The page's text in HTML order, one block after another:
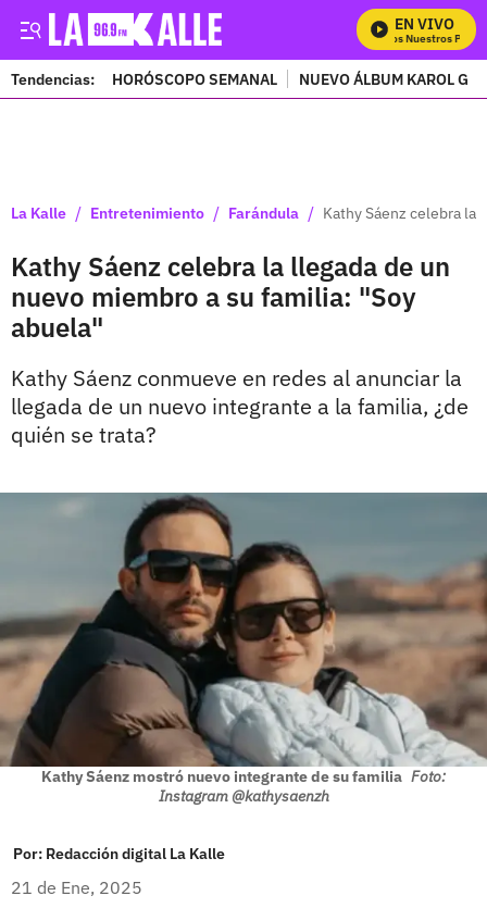
EN VIVO
Mira Todos Nuestros
Tendencias: HORÓSCOPO SEMANAL NUEVO ÁLBUM KAROL G
La Kalle / Entretenimiento / Farándula / Kathy Sáenz celebra la
Kathy Sáenz celebra la llegada de un
nuevo miembro a su familia: "Soy
abuela"
Kathy Sáenz conmueve en redes al anunciar la
llegada de un nuevo integrante a la familia, ¿de
quién se trata?
Kathy Sáenz mostró nuevo integrante de su familia Foto:
Instagram @kathysaenzh
Por: Redacción digital La Kalle
21 de Ene, 2025